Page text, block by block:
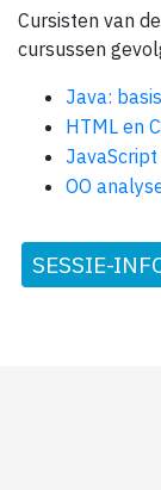
Cursisten van
cursussen
Java:
HTML en
JavaScript
OO
SESSIE-